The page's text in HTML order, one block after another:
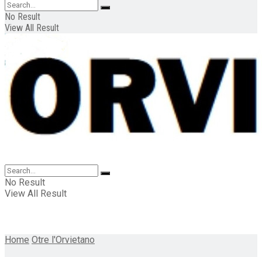
No Result
View All Result
No Result
View All Result
Home Otre l'Orvietano